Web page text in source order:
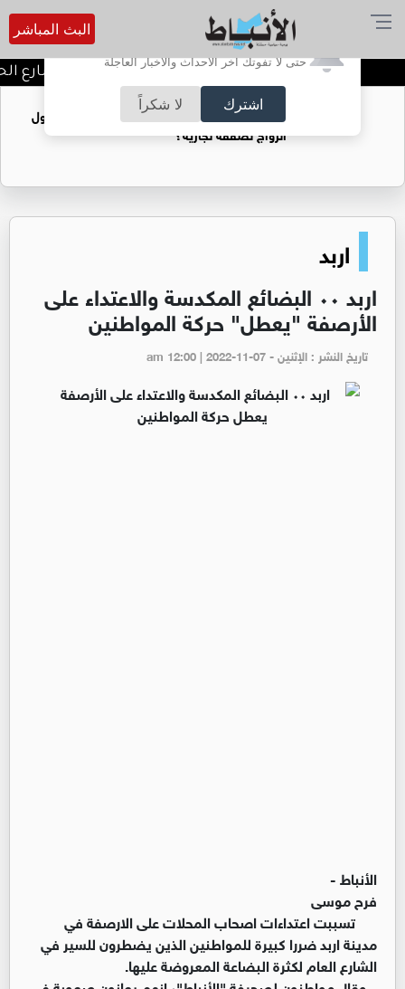
أترغب في تفعيل الإشعارات؟
حتى لا تفوتك آخر الأحداث والأخبار العاجلة
اشترك لا شكراً
البث المباشر
توقيف شبكات دعارة في شارع
فتيات يستغللنه لتحقيق مكاسب مادية.. هل تحول
الزواج لصفقة تجارية؟
اربد
اربد ٠٠ البضائع المكدسة والاعتداء على
الأرصفة "يعطل" حركة المواطنين
تاريخ النشر : الإثنين - am 12:00 | 2022-11-07
الأنباط -
فرح موسى
تسببت اعتداءات اصحاب المحلات على الارصفة في
مدينة اربد ضررا كبيرة للمواطنين الذين يضطرون للسير في
الشارع العام لكثرة البضاعة المعروضة عليها.